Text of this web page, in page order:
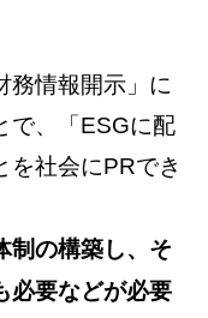
務情報開示」に
で、「ESGに配
を社会にPRでき
制の構築し、そ
必要などが必要